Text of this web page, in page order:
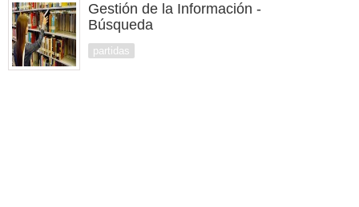
Gestión de la Información -
Búsqueda
partidas